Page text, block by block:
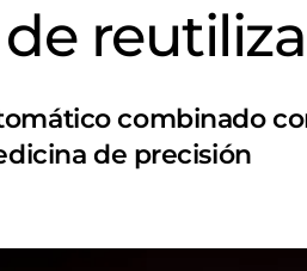
combinado
de precisión